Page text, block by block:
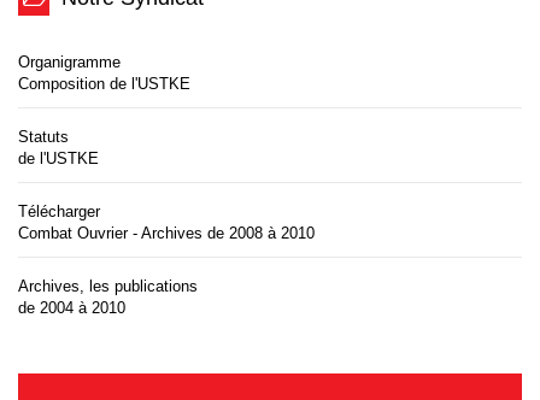
Organigramme
Composition de l'USTKE
Statuts
de l'USTKE
Télécharger
Combat Ouvrier - Archives de 2008 à 2010
Archives, les publications
de 2004 à 2010